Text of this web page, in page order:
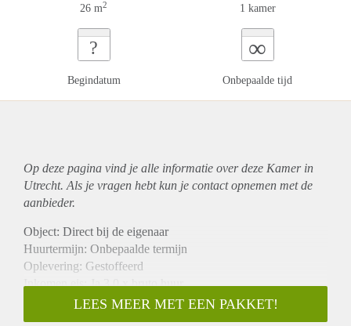
26 m2 1 kamer
?
Begindatum
∞
Onbepaalde tijd
Op deze pagina vind je alle informatie over deze Kamer in
Utrecht. Als je vragen hebt kun je contact opnemen met de
aanbieder.
Object: Direct bij de eigenaar
Huurtermijn: Onbepaalde termijn
Oplevering: Gestoffeerd
Inkomen eis: Ja 3,0 x bruto huur
Garantiestelling mogelijk: Ja
Borg: 1 maand
LEES MEER MET EEN PAKKET!